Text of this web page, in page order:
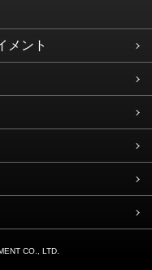
メント
CO., LTD.